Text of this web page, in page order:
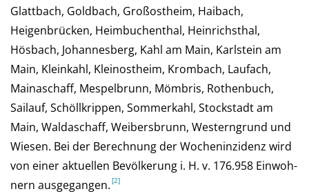
Glattbach, Goldbach, Großostheim, Haibach,
Heigenbrücken, Heimbuchenthal, Heinrichsthal,
Hösbach, Johannesberg, Kahl am Main, Karlstein am
Main, Kleinkahl, Kleinostheim, Krombach, Laufach,
Mainaschaff, Mespelbrunn, Mömbris, Rothenbuch,
Sailauf, Schöllkrippen, Sommerkahl, Stockstadt am
Main, Waldaschaff, Weibersbrunn, Westerngrund und
Wiesen. Bei der Be­rech­nung der Wochen­inzi­denz wird
von einer aktu­el­len Be­völ­ke­rung i. H. v. 176.958 Ein­woh­
nern aus­ge­gan­gen.